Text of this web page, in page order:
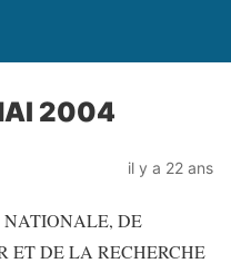
2004
il y a 22 ans
NATIONALE, DE
ET DE LA RECHERCHE